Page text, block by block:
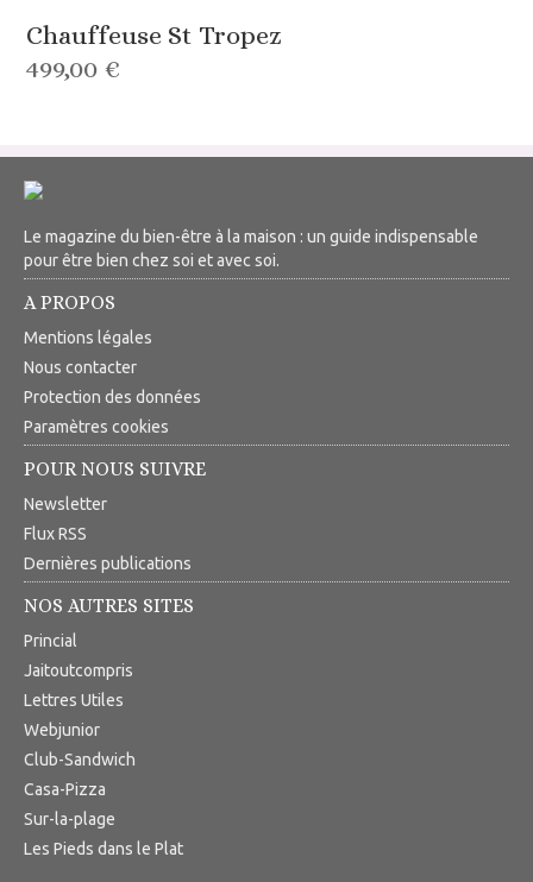
Chauffeuse St Tropez
499,00 €
Le magazine du bien-être à la maison : un guide indispensable
pour être bien chez soi et avec soi.
A PROPOS
Mentions légales
Nous contacter
Protection des données
Paramètres cookies
POUR NOUS SUIVRE
Newsletter
Flux RSS
Dernières publications
NOS AUTRES SITES
Princial
Jaitoutcompris
Lettres Utiles
Webjunior
Club-Sandwich
Casa-Pizza
Sur-la-plage
Les Pieds dans le Plat